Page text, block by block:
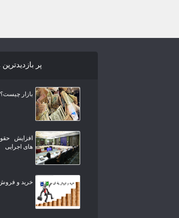
پر بازدیدترین
بازار چیست؟
افزایش
های اجرایی
خرید و فروش